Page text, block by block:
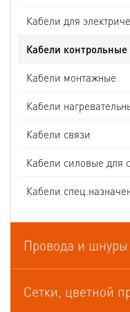
Кабели для
Кабели контрольные
Кабели монтажные
Кабели
Кабели связи
Кабели силовые для
Кабели
Кабели судовые
Кабели
Провода и шнуры
Сетки, цветной